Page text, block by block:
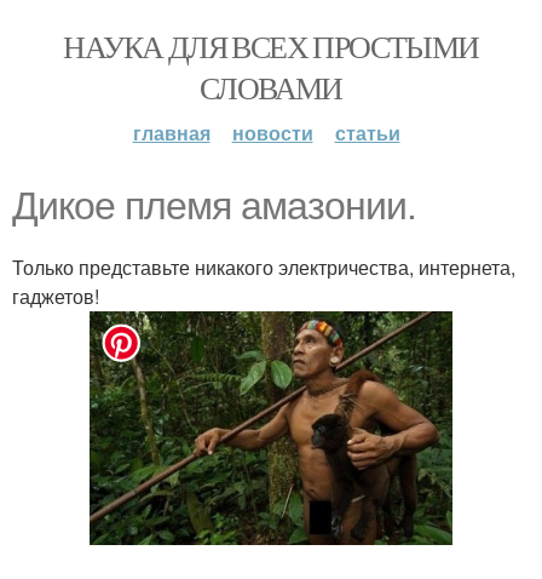
НАУКА ДЛЯ ВСЕХ ПРОСТЫМИ
СЛОВАМИ
главная новости статьи
Дикое племя амазонии.
Только представьте никакого электричества, интернета,
гаджетов!